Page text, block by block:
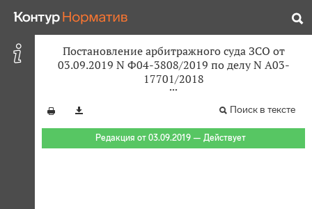
Постановление арбитражного суда ЗСО от
03.09.2019 N Ф04-3808/2019 по делу N А03-
17701/2018
Поиск в тексте
Редакция от 03.09.2019 — Действует